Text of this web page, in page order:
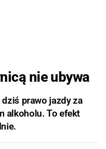
nie ubywa
prawo jazdy za
alkoholu. To efekt